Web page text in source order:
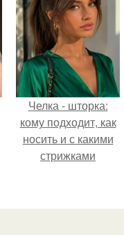
Челка - шторка:
кому подходит, как
носить и с какими
стрижками